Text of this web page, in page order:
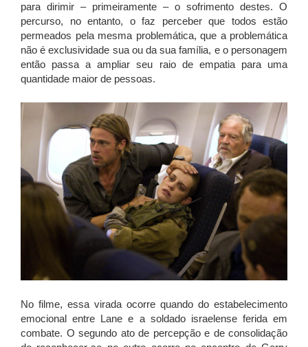
para dirimir – primeiramente – o sofrimento destes. O
percurso, no entanto, o faz perceber que todos estão
permeados pela mesma problemática, que a problemática
não é exclusividade sua ou da sua família, e o personagem
então passa a ampliar seu raio de empatia para uma
quantidade maior de pessoas.
No filme, essa virada ocorre quando do estabelecimento
emocional entre Lane e a soldado israelense ferida em
combate. O segundo ato de percepção e de consolidação